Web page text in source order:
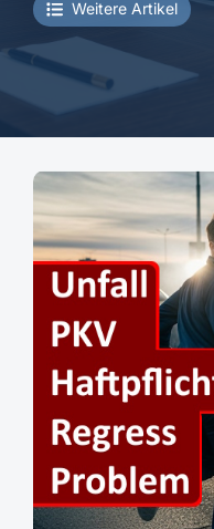
Weitere Artikel